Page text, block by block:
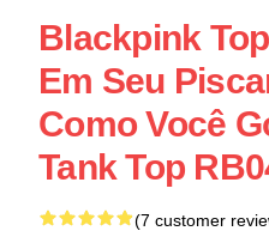
Blackpink
Em Seu
Como Você
Tank Top
(7 customer